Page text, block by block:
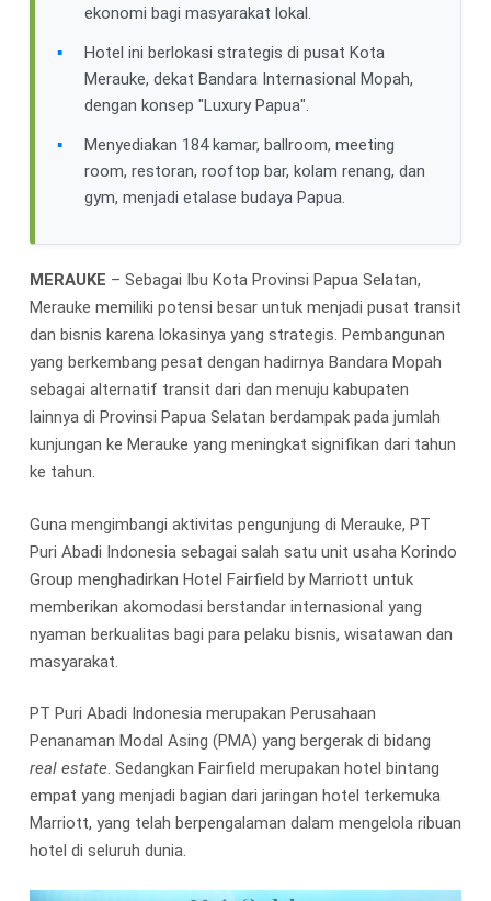
ekonomi bagi masyarakat lokal.
Hotel ini berlokasi strategis di pusat Kota
Merauke, dekat Bandara Internasional Mopah,
dengan konsep "Luxury Papua".
Menyediakan 184 kamar, ballroom, meeting
room, restoran, rooftop bar, kolam renang, dan
gym, menjadi etalase budaya Papua.
MERAUKE – Sebagai Ibu Kota Provinsi Papua Selatan,
Merauke memiliki potensi besar untuk menjadi pusat transit
dan bisnis karena lokasinya yang strategis. Pembangunan
yang berkembang pesat dengan hadirnya Bandara Mopah
sebagai alternatif transit dari dan menuju kabupaten
lainnya di Provinsi Papua Selatan berdampak pada jumlah
kunjungan ke Merauke yang meningkat signifikan dari tahun
ke tahun.
Guna mengimbangi aktivitas pengunjung di Merauke, PT
Puri Abadi Indonesia sebagai salah satu unit usaha Korindo
Group menghadirkan Hotel Fairfield by Marriott untuk
memberikan akomodasi berstandar internasional yang
nyaman berkualitas bagi para pelaku bisnis, wisatawan dan
masyarakat.
PT Puri Abadi Indonesia merupakan Perusahaan
Penanaman Modal Asing (PMA) yang bergerak di bidang
real estate. Sedangkan Fairfield merupakan hotel bintang
empat yang menjadi bagian dari jaringan hotel terkemuka
Marriott, yang telah berpengalaman dalam mengelola ribuan
hotel di seluruh dunia.